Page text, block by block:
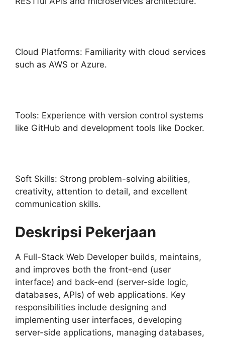
Cloud Platforms: Familiarity with cloud services
such as AWS or Azure.
Tools: Experience with version control systems
like GitHub and development tools like Docker.
Soft Skills: Strong problem-solving abilities,
creativity, attention to detail, and excellent
communication skills.
Deskripsi Pekerjaan
A Full-Stack Web Developer builds, maintains,
and improves both the front-end (user
interface) and back-end (server-side logic,
databases, APIs) of web applications. Key
responsibilities include designing and
implementing user interfaces, developing
server-side applications, managing databases,